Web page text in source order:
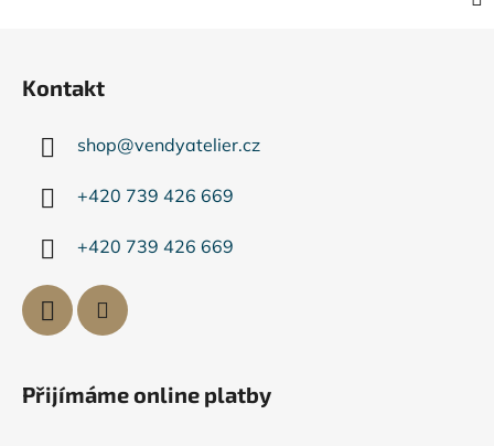
Kontakt
shop@vendyatelier.cz
+420 739 426 669
+420 739 426 669
Přijímáme online platby